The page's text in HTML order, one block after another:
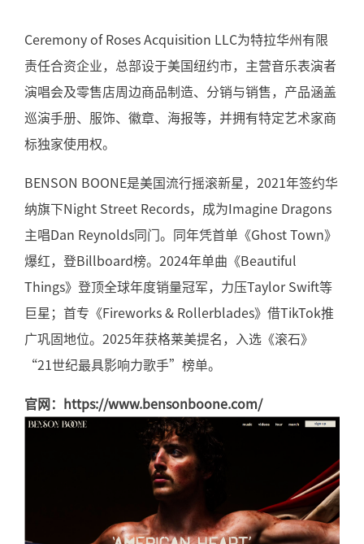
Ceremony of Roses Acquisition LLC为特拉华州有限
责任合资企业，总部设于美国纽约市，主营音乐表演者
演唱会及零售店周边商品制造、分销与销售，产品涵盖
巡演手册、服饰、徽章、海报等，并拥有特定艺术家商
标独家使用权。
BENSON BOONE是美国流行摇滚新星， 2021年签约华
纳旗下Night Street Records，成为Imagine Dragons
主唱Dan Reynolds同门。同年凭首单《Ghost Town》
爆红，登Billboard榜。 2024年单曲《Beautiful
Things》登顶全球年度销量冠军，力压Taylor Swift等
巨星；首专《Fireworks & Rollerblades》借TikTok推
广巩固地位。 2025年获格莱美提名，入选《滚石》
“21世纪最具影响力歌手” 榜单。
官网： https://www.bensonboone.com/